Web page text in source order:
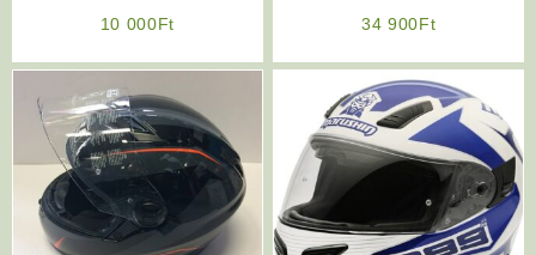
10 000Ft
34 900Ft